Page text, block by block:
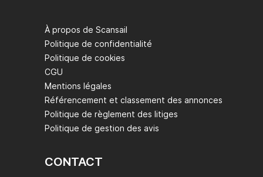
À propos de Scansail
Politique de confidentialité
Politique de cookies
CGU
Mentions légales
Référencement et classement des annonces
Politique de règlement des litiges
Politique de gestion des avis
CONTACT